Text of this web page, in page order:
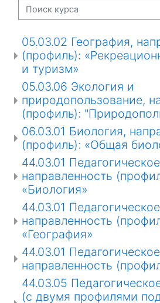
Поиск курса
05.03.02 География,
(профиль):
и туризм»
05.03.06 Экология и
природопользование,
(профиль):
06.03.01 Биология,
(профиль): «Общая
44.03.01
направленность
«Биология»
44.03.01
направленность
«География»
44.03.01
направленность
44.03.05
(с двумя профилями